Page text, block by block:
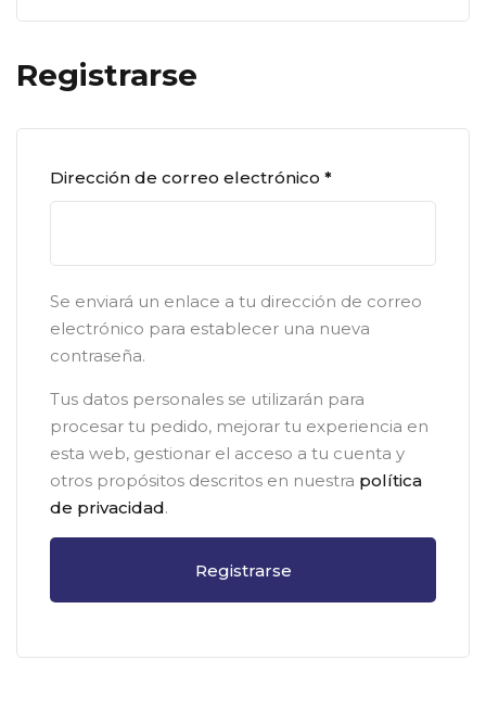
Registrarse
Dirección de correo electrónico *
Se enviará un enlace a tu dirección de correo
electrónico para establecer una nueva
contraseña.
Tus datos personales se utilizarán para
procesar tu pedido, mejorar tu experiencia en
esta web, gestionar el acceso a tu cuenta y
otros propósitos descritos en nuestra política
de privacidad.
Registrarse